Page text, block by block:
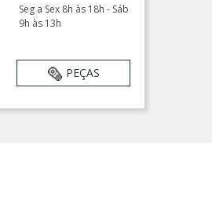
Seg a Sex 8h às 18h - Sáb
9h às 13h
PEÇAS